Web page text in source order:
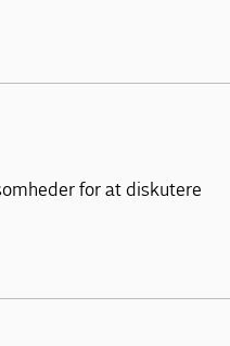
for at diskutere